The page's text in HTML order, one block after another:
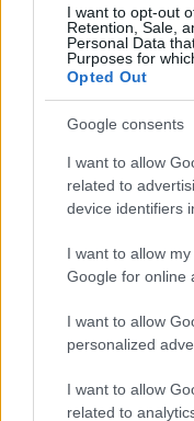
I want to opt-out
Retention, Sale,
Personal Data
Purposes for
Opted Out
Google consents
I want to allow
related to
device identifiers
I want to allow
Google for online
I want to allow
personalized
I want to allow
related to